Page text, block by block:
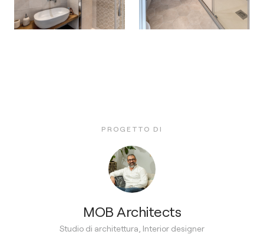
PROGETTO DI
MOB Architects
Studio di architettura, Interior designer